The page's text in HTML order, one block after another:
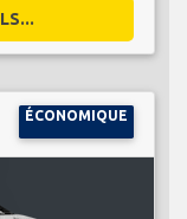
ÉCONOMIQUE